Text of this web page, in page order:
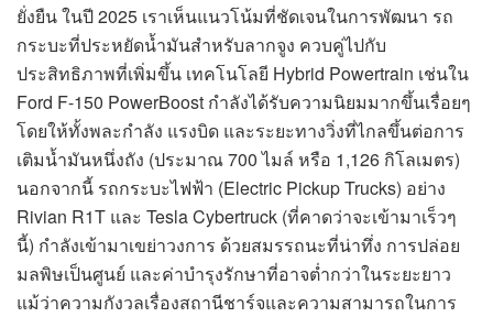
ยั่งยืน ในปี 2025 เราเห็นแนวโน้มที่ชัดเจนในการพัฒนา รถ
กระบะที่ประหยัดน้ำมันสำหรับลากจูง ควบคู่ไปกับ
ประสิทธิภาพที่เพิ่มขึ้น เทคโนโลยี Hybrid Powertrain เช่นใน
Ford F-150 PowerBoost กำลังได้รับความนิยมมากขึ้นเรื่อยๆ
โดยให้ทั้งพละกำลัง แรงบิด และระยะทางวิ่งที่ไกลขึ้นต่อการ
เติมน้ำมันหนึ่งถัง (ประมาณ 700 ไมล์ หรือ 1,126 กิโลเมตร)
นอกจากนี้ รถกระบะไฟฟ้า (Electric Pickup Trucks) อย่าง
Rivian R1T และ Tesla Cybertruck (ที่คาดว่าจะเข้ามาเร็วๆ
นี้) กำลังเข้ามาเขย่าวงการ ด้วยสมรรถนะที่น่าทึ่ง การปล่อย
มลพิษเป็นศูนย์ และค่าบำรุงรักษาที่อาจต่ำกว่าในระยะยาว
แม้ว่าความกังวลเรื่องสถานีชาร์จและความสามารถในการ